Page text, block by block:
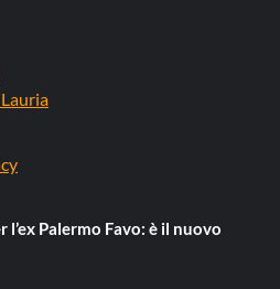
Palermo Favo: è il nuovo